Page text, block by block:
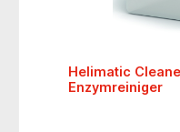
Helimatic
Enzymreiniger